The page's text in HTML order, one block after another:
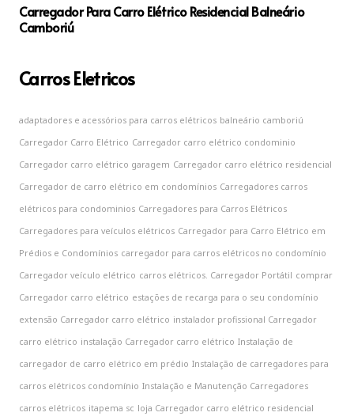
Carregador Para Carro Elétrico Residencial Balneário
Camboriú
Carros Eletricos
adaptadores e acessórios para carros elétricos balneário camboriú
Carregador Carro Elétrico Carregador carro elétrico condominio
Carregador carro elétrico garagem Carregador carro elétrico residencial
Carregador de carro elétrico em condomínios Carregadores carros
elétricos para condominios Carregadores para Carros Elétricos
Carregadores para veículos elétricos Carregador para Carro Elétrico em
Prédios e Condomínios carregador para carros elétricos no condomínio
Carregador veículo elétrico carros elétricos. Carregador Portátil comprar
Carregador carro elétrico estações de recarga para o seu condomínio
extensão Carregador carro elétrico instalador profissional Carregador
carro elétrico instalação Carregador carro elétrico Instalação de
carregador de carro elétrico em prédio Instalação de carregadores para
carros elétricos condomínio Instalação e Manutenção Carregadores
carros elétricos itapema sc loja Carregador carro elétrico residencial